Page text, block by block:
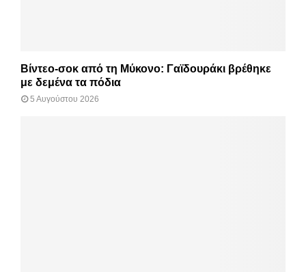
Βίντεο-σοκ από τη Μύκονο: Γαϊδουράκι βρέθηκε
με δεμένα τα πόδια
5 Αυγούστου 2026